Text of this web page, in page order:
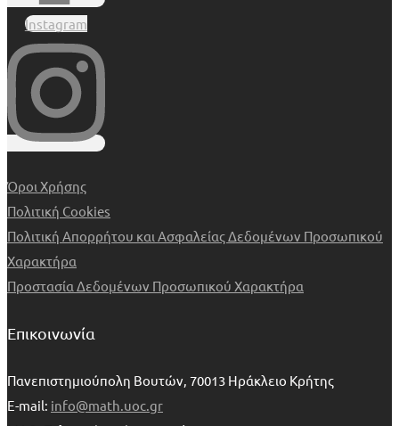
Instagram
Όροι Χρήσης
Πολιτική Cookies
Πολιτική Απορρήτου και Ασφαλείας Δεδομένων Προσωπικού
Χαρακτήρα
Προστασία Δεδομένων Προσωπικού Χαρακτήρα
Επικοινωνία
Πανεπιστημιούπολη Βουτών, 70013 Ηράκλειο Κρήτης
E-mail: info@math.uoc.gr